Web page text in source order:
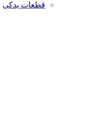
قطعات یدکی